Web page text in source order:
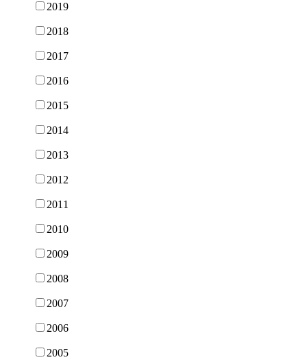
2019
2018
2017
2016
2015
2014
2013
2012
2011
2010
2009
2008
2007
2006
2005